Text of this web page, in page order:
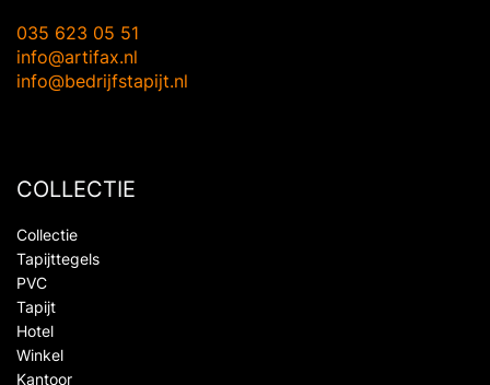
035 623 05 51
info@artifax.nl
info@bedrijfstapijt.nl
COLLECTIE
Collectie
Tapijttegels
PVC
Tapijt
Hotel
Winkel
Kantoor